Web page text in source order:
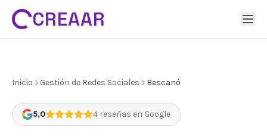
CREAAR
Inicio Gestión de Redes Sociales Bescanó
5,0 4 reseñas en Google